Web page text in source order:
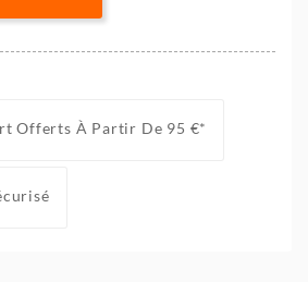
Offerts À Partir De 95 €*